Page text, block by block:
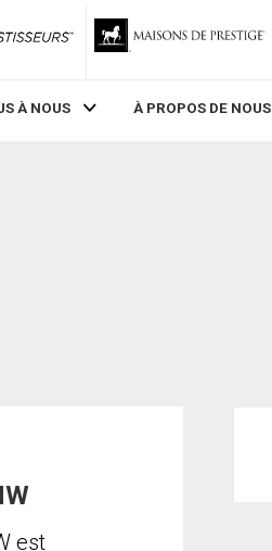
RLP
À NOUS À PROPOS DE NOUS
est